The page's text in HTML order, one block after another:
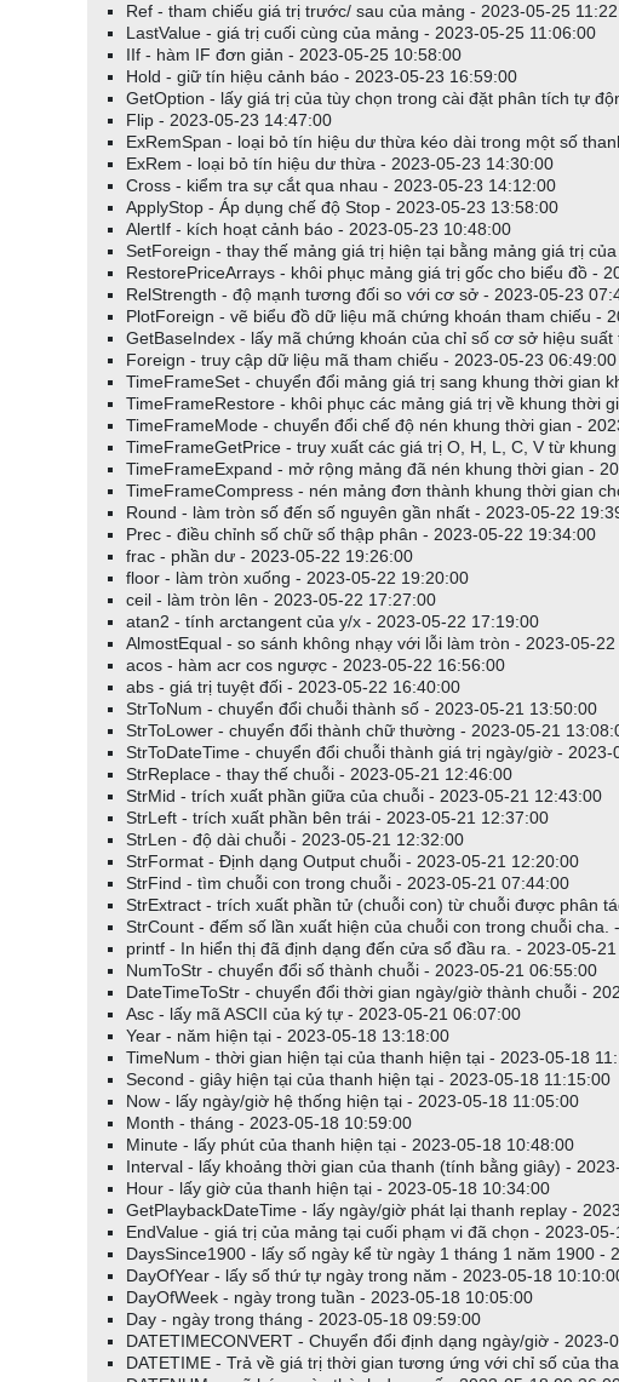
Ref - tham chiếu giá trị trước/ sau của mảng - 2023-05-25
LastValue - giá trị cuối cùng của mảng - 2023-05-25 11:06:00
IIf - hàm IF đơn giản - 2023-05-25 10:58:00
Hold - giữ tín hiệu cảnh báo - 2023-05-23 16:59:00
GetOption - lấy giá trị của tùy chọn trong cài đặt phân tích tự
Flip - 2023-05-23 14:47:00
ExRemSpan - loại bỏ tín hiệu dư thừa kéo dài trong một số
ExRem - loại bỏ tín hiệu dư thừa - 2023-05-23 14:30:00
Cross - kiểm tra sự cắt qua nhau - 2023-05-23 14:12:00
ApplyStop - Áp dụng chế độ Stop - 2023-05-23 13:58:00
AlertIf - kích hoạt cảnh báo - 2023-05-23 10:48:00
SetForeign - thay thế mảng giá trị hiện tại bằng mảng giá trị
RestorePriceArrays - khôi phục mảng giá trị gốc cho biểu đồ -
RelStrength - độ mạnh tương đối so với cơ sở - 2023-05-23
PlotForeign - vẽ biểu đồ dữ liệu mã chứng khoán tham chiếu -
GetBaseIndex - lấy mã chứng khoán của chỉ số cơ sở hiệu
Foreign - truy cập dữ liệu mã tham chiếu - 2023-05-23 06:49:00
TimeFrameSet - chuyển đổi mảng giá trị sang khung thời gian
TimeFrameRestore - khôi phục các mảng giá trị về khung thời
TimeFrameMode - chuyển đổi chế độ nén khung thời gian -
TimeFrameGetPrice - truy xuất các giá trị O, H, L, C, V từ
TimeFrameExpand - mở rộng mảng đã nén khung thời gian -
TimeFrameCompress - nén mảng đơn thành khung thời gian
Round - làm tròn số đến số nguyên gần nhất - 2023-05-22
Prec - điều chỉnh số chữ số thập phân - 2023-05-22 19:34:00
frac - phần dư - 2023-05-22 19:26:00
floor - làm tròn xuống - 2023-05-22 19:20:00
ceil - làm tròn lên - 2023-05-22 17:27:00
atan2 - tính arctangent của y/x - 2023-05-22 17:19:00
AlmostEqual - so sánh không nhạy với lỗi làm tròn - 2023-05-
acos - hàm acr cos ngược - 2023-05-22 16:56:00
abs - giá trị tuyệt đối - 2023-05-22 16:40:00
StrToNum - chuyển đổi chuỗi thành số - 2023-05-21 13:50:00
StrToLower - chuyển đổi thành chữ thường - 2023-05-21
StrToDateTime - chuyển đổi chuỗi thành giá trị ngày/giờ -
StrReplace - thay thế chuỗi - 2023-05-21 12:46:00
StrMid - trích xuất phần giữa của chuỗi - 2023-05-21 12:43:00
StrLeft - trích xuất phần bên trái - 2023-05-21 12:37:00
StrLen - độ dài chuỗi - 2023-05-21 12:32:00
StrFormat - Định dạng Output chuỗi - 2023-05-21 12:20:00
StrFind - tìm chuỗi con trong chuỗi - 2023-05-21 07:44:00
StrExtract - trích xuất phần tử (chuỗi con) từ chuỗi được phân
StrCount - đếm số lần xuất hiện của chuỗi con trong chuỗi cha.
printf - In hiển thị đã định dạng đến cửa sổ đầu ra. - 2023-05-
NumToStr - chuyển đổi số thành chuỗi - 2023-05-21 06:55:00
DateTimeToStr - chuyển đổi thời gian ngày/giờ thành chuỗi -
Asc - lấy mã ASCII của ký tự - 2023-05-21 06:07:00
Year - năm hiện tại - 2023-05-18 13:18:00
TimeNum - thời gian hiện tại của thanh hiện tại - 2023-05-18
Second - giây hiện tại của thanh hiện tại - 2023-05-18 11:15:00
Now - lấy ngày/giờ hệ thống hiện tại - 2023-05-18 11:05:00
Month - tháng - 2023-05-18 10:59:00
Minute - lấy phút của thanh hiện tại - 2023-05-18 10:48:00
Interval - lấy khoảng thời gian của thanh (tính bằng giây) -
Hour - lấy giờ của thanh hiện tại - 2023-05-18 10:34:00
GetPlaybackDateTime - lấy ngày/giờ phát lại thanh replay -
EndValue - giá trị của mảng tại cuối phạm vi đã chọn - 2023-
DaysSince1900 - lấy số ngày kể từ ngày 1 tháng 1 năm 1900 -
DayOfYear - lấy số thứ tự ngày trong năm - 2023-05-18
DayOfWeek - ngày trong tuần - 2023-05-18 10:05:00
Day - ngày trong tháng - 2023-05-18 09:59:00
DATETIMECONVERT - Chuyển đổi định dạng ngày/giờ - 2023-
DATETIME - Trả về giá trị thời gian tương ứng với chỉ số của